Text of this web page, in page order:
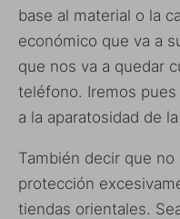
base al material o la
económico que va a
que nos va a quedar
teléfono. Iremos
a la aparatosidad de
También decir que
protección
tiendas orientales.